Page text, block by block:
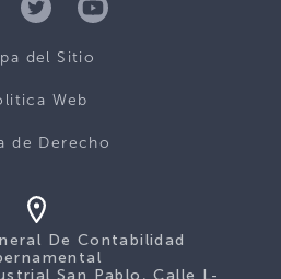
del Sitio
Web
de Derecho
De Contabilidad